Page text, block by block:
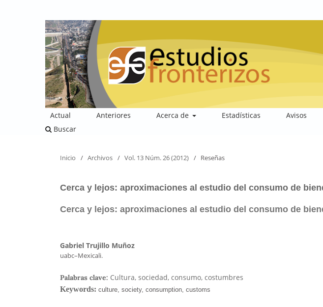
Actual Anteriores Acerca de Estadísticas Avisos
Buscar
Inicio / Archivos / Vol. 13 Núm. 26 (2012) / Reseñas
Cerca y lejos: aproximaciones al estudio del consumo de
Cerca y lejos: aproximaciones al estudio del consumo de
Gabriel Trujillo Muñoz
uabc–Mexicali.
Palabras clave: Cultura, sociedad, consumo, costumbres